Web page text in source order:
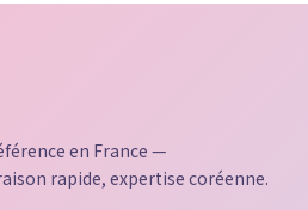
en France —
rapide, expertise coréenne.